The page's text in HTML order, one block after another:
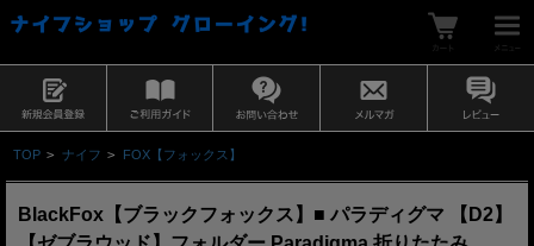
TOP > ナイフ > FOX【フォックス】
BlackFox【ブラックフォックス】■ パラディグマ 【D2】